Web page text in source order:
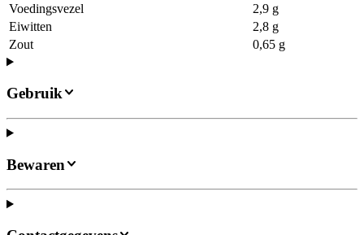
Voedingsvezel
2,9 g
Eiwitten
2,8 g
Zout
0,65 g
Gebruik
Bewaren